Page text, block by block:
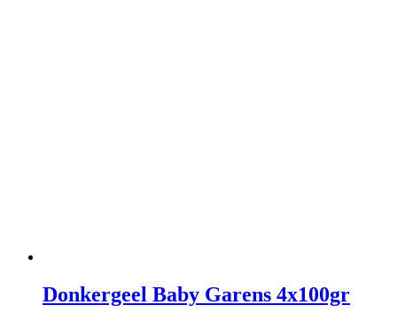
Donkergeel Baby Garens 4x100gr